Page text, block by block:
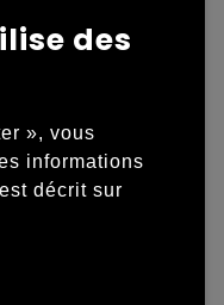
portables
des
», vous
informations
décrit sur